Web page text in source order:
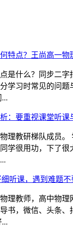
特点？王尚高一物
是什么？同步二字
学习时常见的问题
：要重视课堂听课
理教研梯队成员。
学很用功，下了很
听课，遇到难题不
理教师，高中物理
书，微信、头条